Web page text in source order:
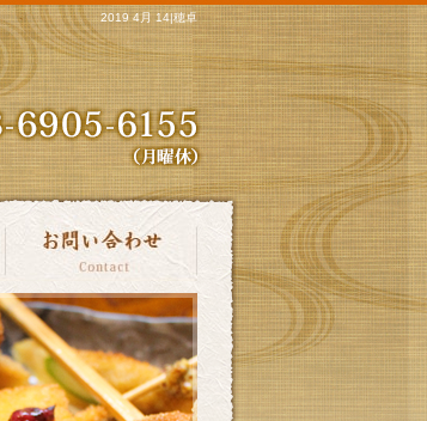
2019 4月 14|穂卓